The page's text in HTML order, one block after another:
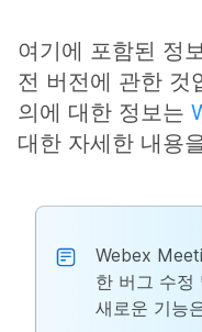
여기에 포함된 정
전 버전에 관한 것
의에 대한 정보는
대한 자세한 내용
Webex
한 버그 수정
새로운 기능